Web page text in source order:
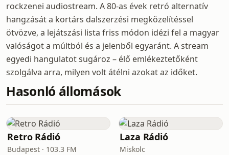
rockzenei audiostream. A 80-as évek retró alternatív
hangzását a kortárs dalszerzési megközelítéssel
ötvözve, a lejátszási lista friss módon idézi fel a magyar
valóságot a múltból és a jelenből egyaránt. A stream
egyedi hangulatot sugároz – élő emlékeztetőként
szolgálva arra, milyen volt átélni azokat az időket.
Hasonló állomások
Retro Rádió
Budapest · 103.3 FM
Laza Rádió
Miskolc